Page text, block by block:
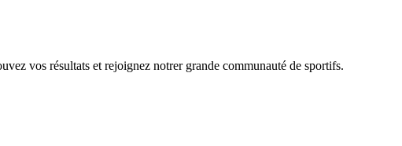
vos résultats et rejoignez notrer grande communauté de sportifs.